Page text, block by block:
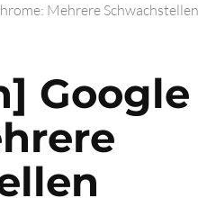
Mehrere Schwachstellen
Google